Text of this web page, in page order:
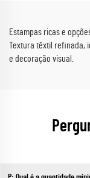
Estampas ricas e
Textura têxtil refinada,
e decoração visual.